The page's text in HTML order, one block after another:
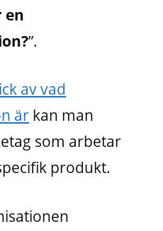
en
”.
av vad
är kan man
som arbetar
produkt.